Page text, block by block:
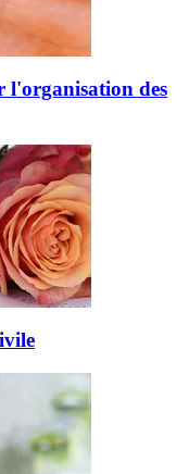
l'organisation des